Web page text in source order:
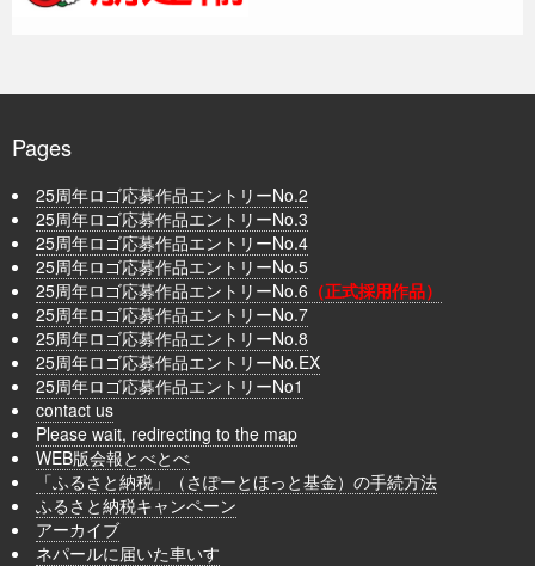
Pages
25周年ロゴ応募作品エントリーNo.2
25周年ロゴ応募作品エントリーNo.3
25周年ロゴ応募作品エントリーNo.4
25周年ロゴ応募作品エントリーNo.5
25周年ロゴ応募作品エントリーNo.6 （正式採用作品）
25周年ロゴ応募作品エントリーNo.7
25周年ロゴ応募作品エントリーNo.8
25周年ロゴ応募作品エントリーNo.EX
25周年ロゴ応募作品エントリーNo1
contact us
Please wait, redirecting to the map
WEB版会報とべとべ
「ふるさと納税」（さぽーとほっと基金）の手続方法
ふるさと納税キャンペーン
アーカイブ
ネパールに届いた車いす